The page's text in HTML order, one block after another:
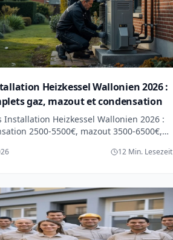
Heizkessel Wallonien 2026 :
gaz, mazout et condensation
Installation Heizkessel Wallonien 2026 :
2500-5500€, mazout 3500-6500€,
12 Min. Lesezeit